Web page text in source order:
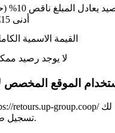
رصيد يعادل المبلغ
أدنى 15€)
القيمة الاسمية
لا يوجد رصيد
الموقع المخصص
تسجيل.